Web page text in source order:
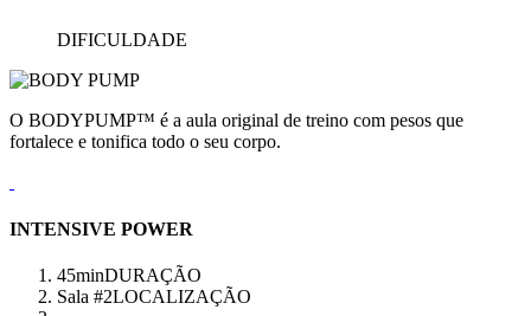
DIFICULDADE
O BODYPUMP™ é a aula original de treino com pesos que
fortalece e tonifica todo o seu corpo.
INTENSIVE POWER
45minDURAÇÃO
Sala #2LOCALIZAÇÃO